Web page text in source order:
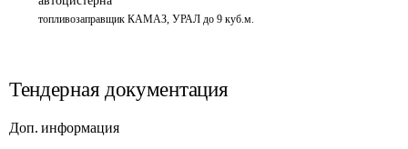
топливозаправщик КАМАЗ, УРАЛ до 9 куб.м.
Тендерная документация
Доп. информация